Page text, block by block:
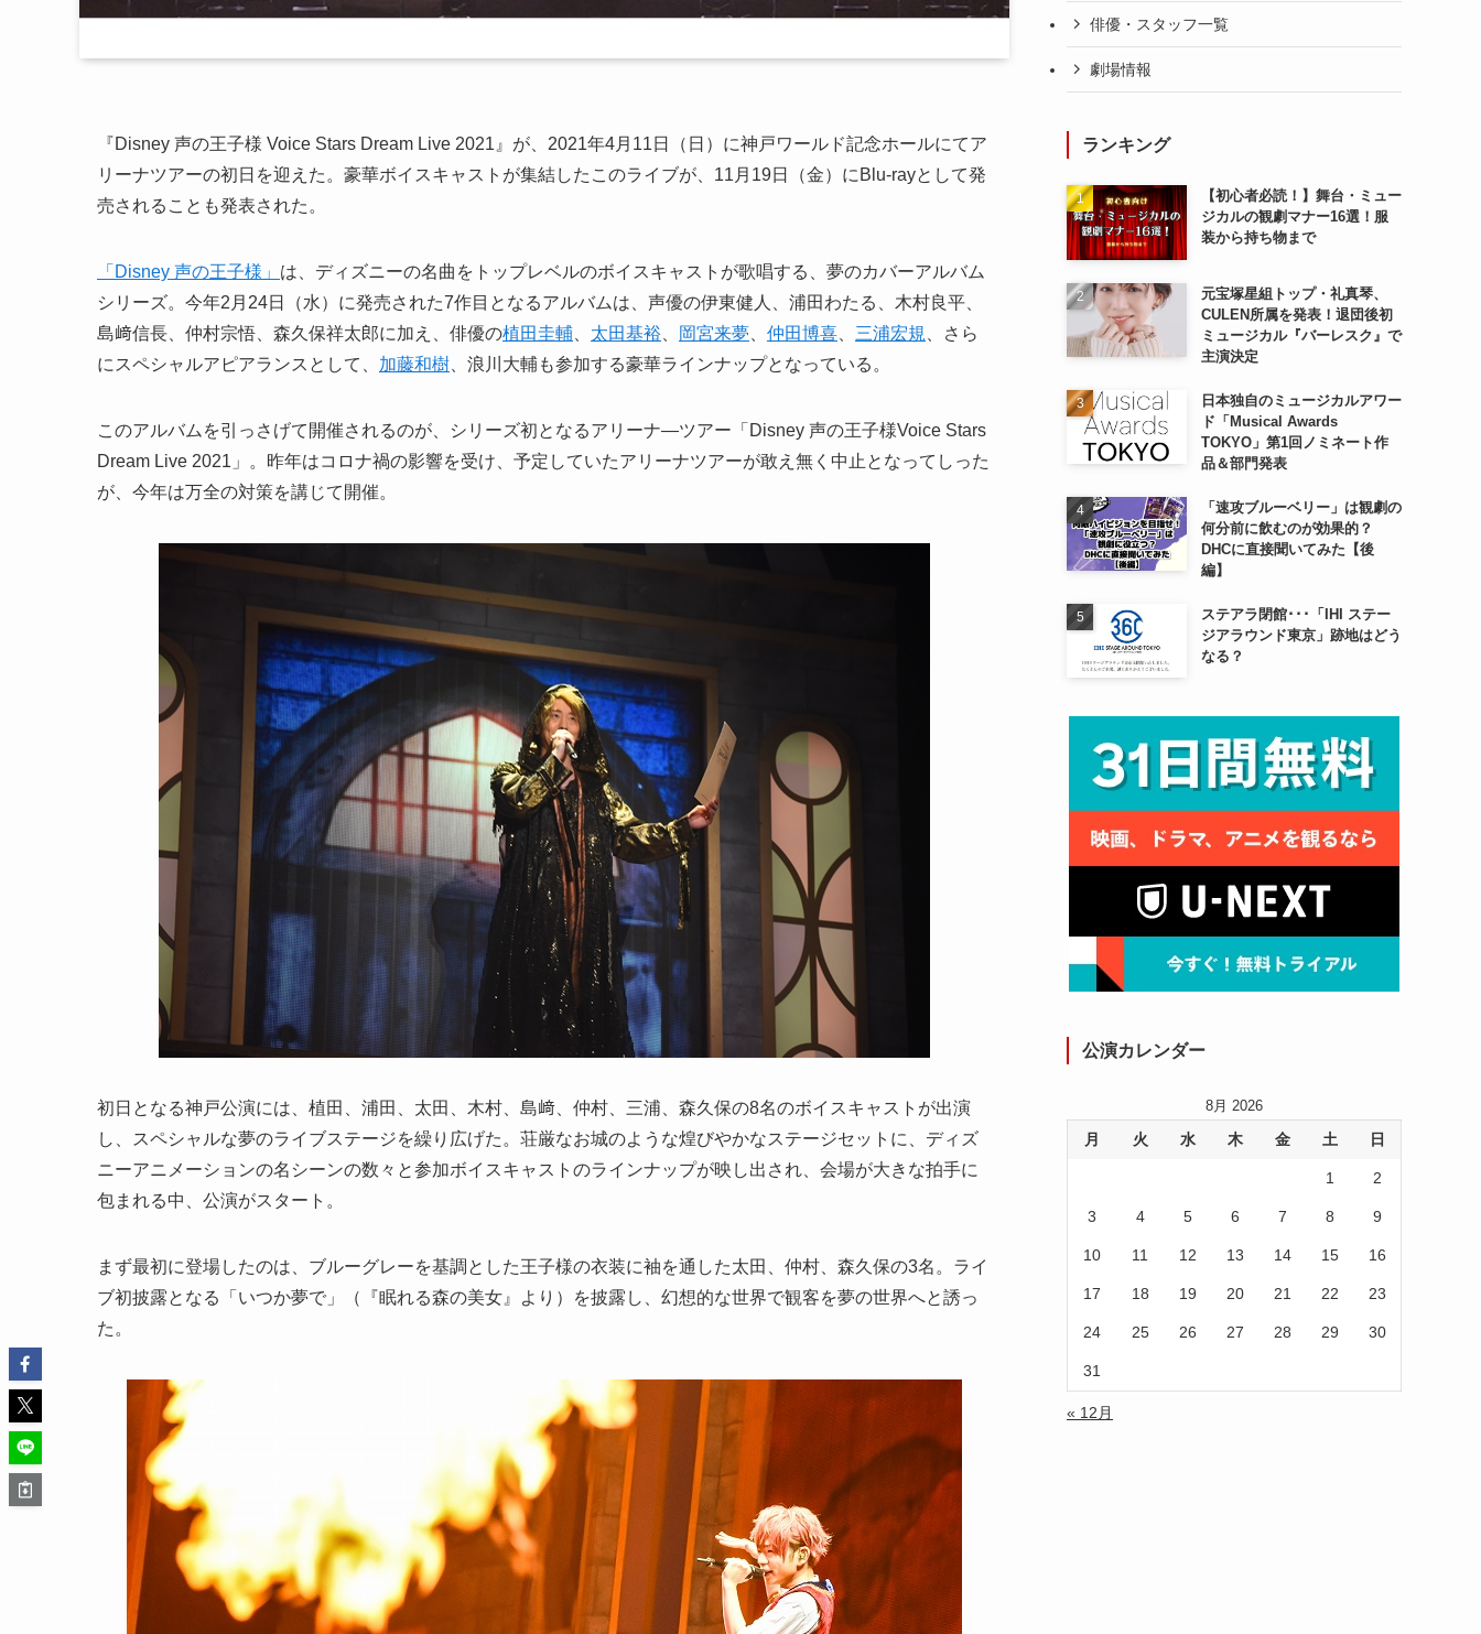
『Disney 声の王子様 Voice Stars Dream Live 2021』が、2021年4月11日（日）に神戸ワールド記念ホールにてア
リーナツアーの初日を迎えた。豪華ボイスキャストが集結したこのライブが、11月19日（金）にBlu-rayとして発
売されることも発表された。
「Disney 声の王子様」 は、ディズニーの名曲をトップレベルのボイスキャストが歌唱する、夢のカバーアルバム
シリーズ。今年2月24日（水）に発売された7作目となるアルバムは、声優の伊東健人、浦田わたる、木村良平、
島﨑信長、仲村宗悟、森久保祥太郎に加え、俳優の植田圭輔 太田基裕 岡宮来夢 仲田博喜 三浦宏規
、さら
にスペシャルアピアランスとして、 加藤和樹 、浪川大輔も参加する豪華ラインナップとなっている。
このアルバムを引っさげて開催されるのが、シリーズ初となるアリーナ―ツアー「Disney 声の王子様Voice Stars
Dream Live 2021」。昨年はコロナ禍の影響を受け、予定していたアリーナツアーが敢え無く中止となってしった
が、今年は万全の対策を講じて開催。
初日となる神戸公演には、植田、浦田、太田、木村、島﨑、仲村、三浦、森久保の8名のボイスキャストが出演
し、スペシャルな夢のライブステージを繰り広げた。荘厳なお城のような煌びやかなステージセットに、ディズ
ニーアニメーションの名シーンの数々と参加ボイスキャストのラインナップが映し出され、会場が大きな拍手に
包まれる中、公演がスタート。
まず最初に登場したのは、ブルーグレーを基調とした王子様の衣装に袖を通した太田、仲村、森久保の3名。ライ
ブ初披露となる「いつか夢で」（『眠れる森の美女』より）を披露し、幻想的な世界で観客を夢の世界へと誘っ
た。
俳優・スタッフ一覧
劇場情報
ランキング
【初心者必読！】舞台・ミュー
ジカルの観劇マナー16選！服
装から持ち物まで
元宝塚星組トップ・礼真琴、
CULEN所属を発表！退団後初
ミュージカル『バーレスク』で
主演決定
日本独自のミュージカルアワー
ド「Musical Awards
TOKYO」第1回ノミネート作
品＆部門発表
「速攻ブルーベリー」は観劇の
何分前に飲むのが効果的？
DHCに直接聞いてみた【後
編】
ステアラ閉館･･･「IHI ステー
ジアラウンド東京」跡地はどう
なる？
公演カレンダー
8月 2026
月 火 水 木 金 土 日
1 2
3 4 5 6 7 8 9
10 11 12 13 14 15 16
17 18 19 20 21 22 23
24 25 26 27 28 29 30
31
« 12月